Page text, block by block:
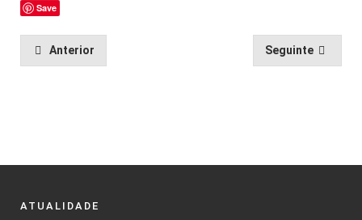
Save
Anterior Seguinte
ATUALIDADE